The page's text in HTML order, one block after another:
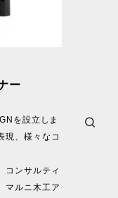
ー
を設立しま
現、様々なコ
コンサルティ
マルニ木工ア